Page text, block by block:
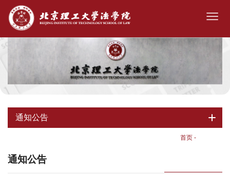
通知公告
首页 -
通知公告